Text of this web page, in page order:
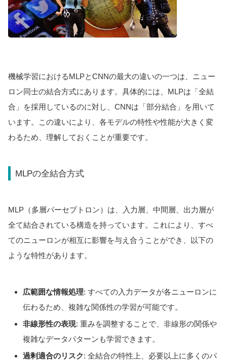
機械学習におけるMLPとCNNの最大の違いの一つは、ニュー
ロン同士の結合方式にあります。具体的には、MLPは「全結
合」を採用しているのに対し、CNNは「部分結合」を用いて
います。この違いにより、各モデルの特性や性能が大きく変
わるため、理解しておくことが重要です。
MLPの全結合方式
MLP（多層パーセプトロン）は、入力層、中間層、出力層が
全て結合されている構造を持っています。これにより、すべ
てのニューロンが相互に影響を与え合うことができ、以下の
ような特性があります。
広範囲な情報処理: すべての入力データが各ニューロンに
伝わるため、複雑な関係性の学習が可能です。
非線形性の表現: 重みを調整することで、非線形の関係や
複雑なデータパターンも学習できます。
過剰適合のリスク: 全結合の特性上、必要以上に多くのパ